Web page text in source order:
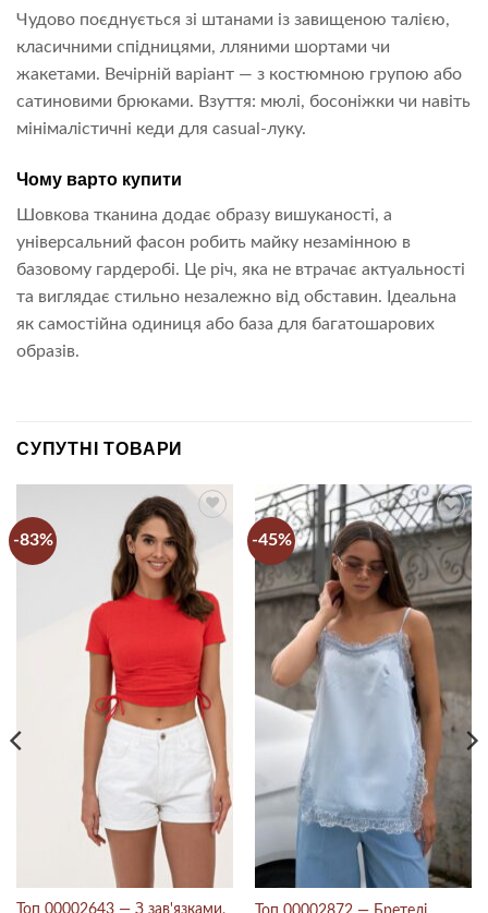
Чудово поєднується зі штанами із завищеною талією,
класичними спідницями, лляними шортами чи
жакетами. Вечірній варіант — з костюмною групою або
сатиновими брюками. Взуття: мюлі, босоніжки чи навіть
мінімалістичні кеди для casual-луку.
Чому варто купити
Шовкова тканина додає образу вишуканості, а
універсальний фасон робить майку незамінною в
базовому гардеробі. Це річ, яка не втрачає актуальності
та виглядає стильно незалежно від обставин. Ідеальна
як самостійна одиниця або база для багатошарових
образів.
СУПУТНІ ТОВАРИ
-83% -45%